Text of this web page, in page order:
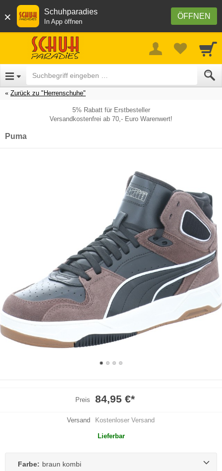
× ÖFFNEN
Schuhparadies
In App öffnen
Zurück zu "Herrenschuhe"
5% Rabatt für Erstbesteller
Versandkostenfrei ab 70,- Euro Warenwert!
Puma
Preis 84,95 €*
Versand Kostenloser Versand
Lieferbar
Farbe: braun kombi